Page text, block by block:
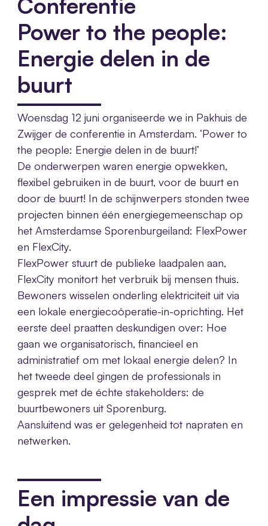
Power to the people:
Energie delen in de
buurt
Woensdag 12 juni organiseerde we in Pakhuis de
Zwijger de conferentie in Amsterdam. ‘Power to
the people: Energie delen in de buurt!’
De onderwerpen waren energie opwekken,
flexibel gebruiken in de buurt, voor de buurt en
door de buurt! In de schijnwerpers stonden twee
projecten binnen één energiegemeenschap op
het Amsterdamse Sporenburgeiland: FlexPower
en FlexCity.
FlexPower stuurt de publieke laadpalen aan,
FlexCity monitort het verbruik bij mensen thuis.
Bewoners wisselen onderling elektriciteit uit via
een lokale energiecoöperatie-in-oprichting. Het
eerste deel praatten deskundigen over: Hoe
gaan we organisatorisch, financieel en
administratief om met lokaal energie delen? In
het tweede deel gingen de professionals in
gesprek met de échte stakeholders: de
buurtbewoners uit Sporenburg.
Aansluitend was er gelegenheid tot napraten en
netwerken.
Een impressie van de